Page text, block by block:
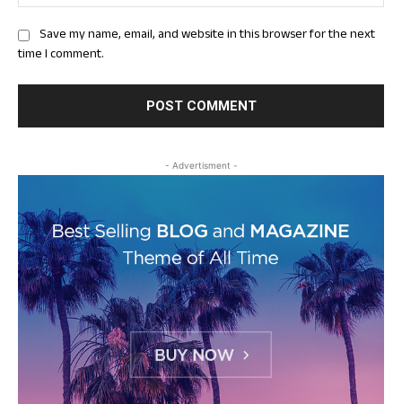
Save my name, email, and website in this browser for the next
time I comment.
- Advertisment -